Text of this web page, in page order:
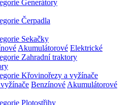
Akumulátorové Elektrické
Benzínové Akumulátorové